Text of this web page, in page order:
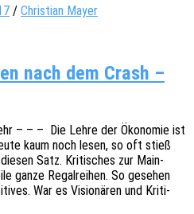
/ Christian Mayer
nach dem Crash –
– – – Die Lehre der Ökono­mie ist
kaum noch lesen, so oft stieß
Satz. Kriti­sches zur Main­
ganze Regal­rei­hen. So gese­hen
War es Visio­nä­ren und Kriti­